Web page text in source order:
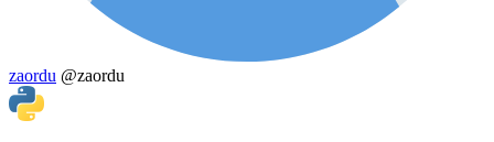
zaordu @zaordu